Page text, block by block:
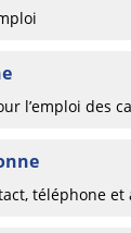
l’emploi des
téléphone